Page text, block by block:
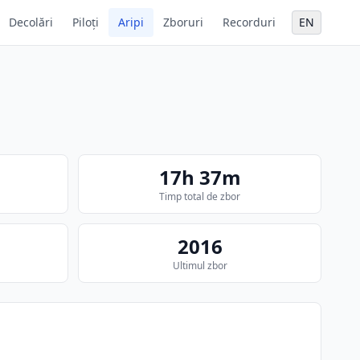
Decolări Piloți Aripi Zboruri Recorduri EN
17h 37m
Timp total de zbor
2016
Ultimul zbor